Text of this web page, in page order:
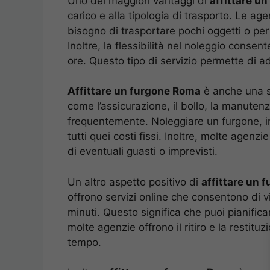
carico e alla tipologia di trasporto. Le
bisogno di trasportare pochi oggetti o
Inoltre, la flessibilità nel noleggio
ore. Questo tipo di servizio permette di
Affittare un furgone Roma è anche una
come l’assicurazione, il bollo, la
frequentemente. Noleggiare un furgone,
tutti quei costi fissi. Inoltre, molte
di eventuali guasti o imprevisti.
Un altro aspetto positivo di affittare un
offrono servizi online che consentono di
minuti. Questo significa che puoi
molte agenzie offrono il ritiro e la
tempo.